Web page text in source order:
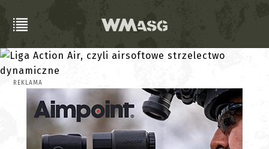
REKLAMA